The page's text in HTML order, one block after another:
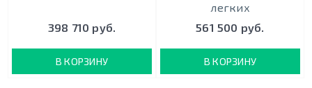
398 710 руб.
В КОРЗИНУ
легких
561 500 руб.
В КОРЗИНУ